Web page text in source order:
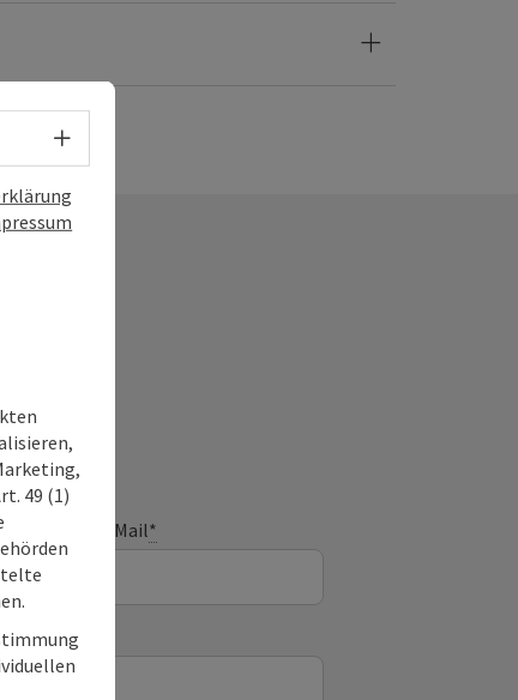
E-Mail*
Sprachwahl - Menü öffnen
49 (1)